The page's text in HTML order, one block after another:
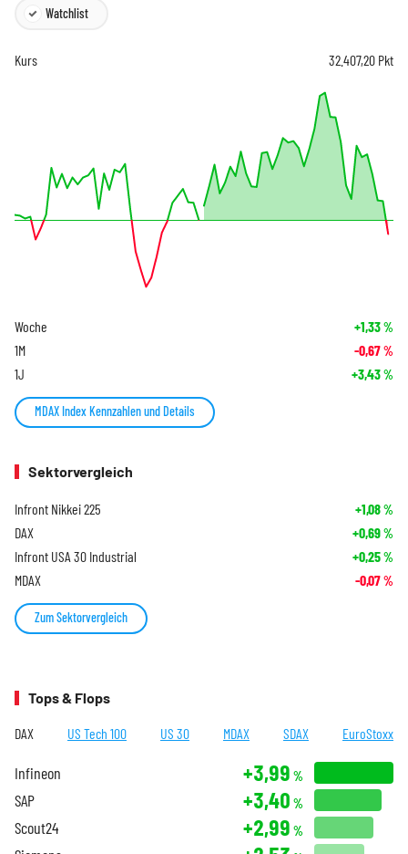
Watchlist
Kurs 32.407,20 Pkt
Woche +1,33%
1M -0,67%
1J +3,43%
MDAX Index Kennzahlen und Details
Sektorvergleich
Infront Nikkei 225 +1,08%
DAX +0,69%
Infront USA 30 Industrial +0,25%
MDAX -0,07%
Zum Sektorvergleich
Tops & Flops
DAX US Tech 100 US 30 MDAX SDAX EuroStoxx
Infineon +3,99 %
SAP +3,40 %
Scout24 +2,99 %